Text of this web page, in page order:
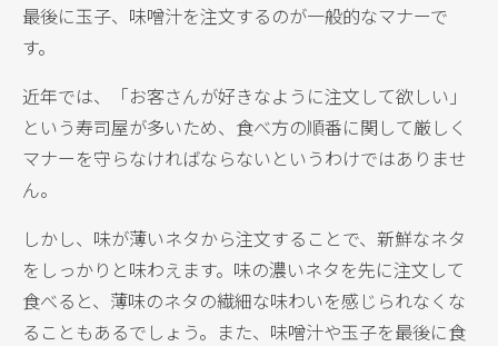
最後に玉子、味噌汁を注文するのが一般的なマナーで
す。
近年では、「お客さんが好きなように注文して欲しい」
という寿司屋が多いため、食べ方の順番に関して厳しく
マナーを守らなければならないというわけではありませ
ん。
しかし、味が薄いネタから注文することで、新鮮なネタ
をしっかりと味わえます。味の濃いネタを先に注文して
食べると、薄味のネタの繊細な味わいを感じられなくな
ることもあるでしょう。また、味噌汁や玉子を最後に食